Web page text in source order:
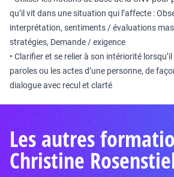
qu’il vit dans une situation qui l’affecte :
interprétation, sentiments / évaluations
stratégies, Demande / exigence
• Clarifier et se relier à son intériorité
paroles ou les actes d’une personne, de
dialogue avec recul et clarté
Les autres
Christine